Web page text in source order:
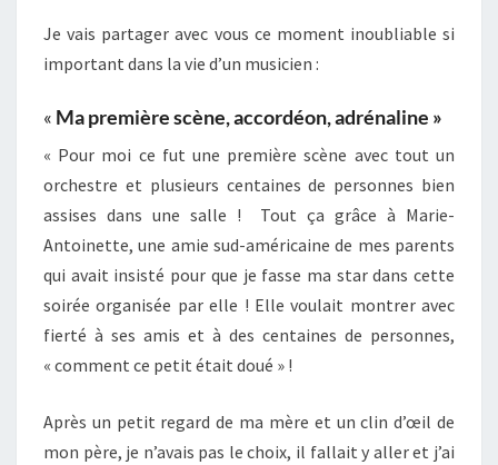
Je vais partager avec vous ce moment inoubliable si
important dans la vie d’un musicien :
« Ma première scène, accordéon, adrénaline »
« Pour moi ce fut une première scène avec tout un
orchestre et plusieurs centaines de personnes bien
assises dans une salle ! Tout ça grâce à Marie-
Antoinette, une amie sud-américaine de mes parents
qui avait insisté pour que je fasse ma star dans cette
soirée organisée par elle ! Elle voulait montrer avec
fierté à ses amis et à des centaines de personnes,
« comment ce petit était doué » !
Après un petit regard de ma mère et un clin d’œil de
mon père, je n’avais pas le choix, il fallait y aller et j’ai